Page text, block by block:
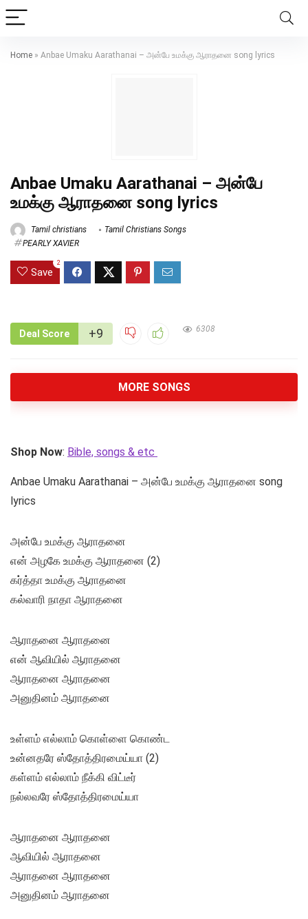
Home » Anbae Umaku Aarathanai – அன்பே உமக்கு ஆராதனை song lyrics
Anbae Umaku Aarathanai – அன்பே
உமக்கு ஆராதனை song lyrics
Tamil christians
Tamil Christians Songs
PEARLY XAVIER
Save
2
Deal Score +9 6308
MORE SONGS
Shop Now: Bible, songs & etc
Anbae Umaku Aarathanai – அன்பே உமக்கு ஆராதனை song
lyrics
அன்பே உமக்கு ஆராதனை
என் அழகே உமக்கு ஆராதனை (2)
கர்த்தா உமக்கு ஆராதனை
கல்வாரி நாதா ஆராதனை
ஆராதனை ஆராதனை
என் ஆவியில் ஆராதனை
ஆராதனை ஆராதனை
அனுதினம் ஆராதனை
உள்ளம் எல்லாம் கொள்ளை கொண்ட
உன்னதரே ஸ்தோத்திரமைய்யா (2)
கள்ளம் எல்லாம் நீக்கி விட்டீர்
நல்லவரே ஸ்தோத்திரமைய்யா
ஆராதனை ஆராதனை
ஆவியில் ஆராதனை
ஆராதனை ஆராதனை
அனுதினம் ஆராதனை